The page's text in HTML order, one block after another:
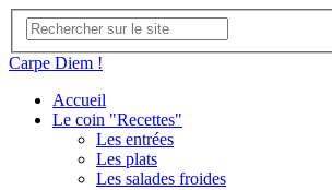
Carpe Diem !
Accueil
Le coin "Recettes"
Les entrées
Les plats
Les salades froides